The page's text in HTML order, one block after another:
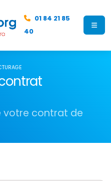
01 84 21 85
40
votre contrat de